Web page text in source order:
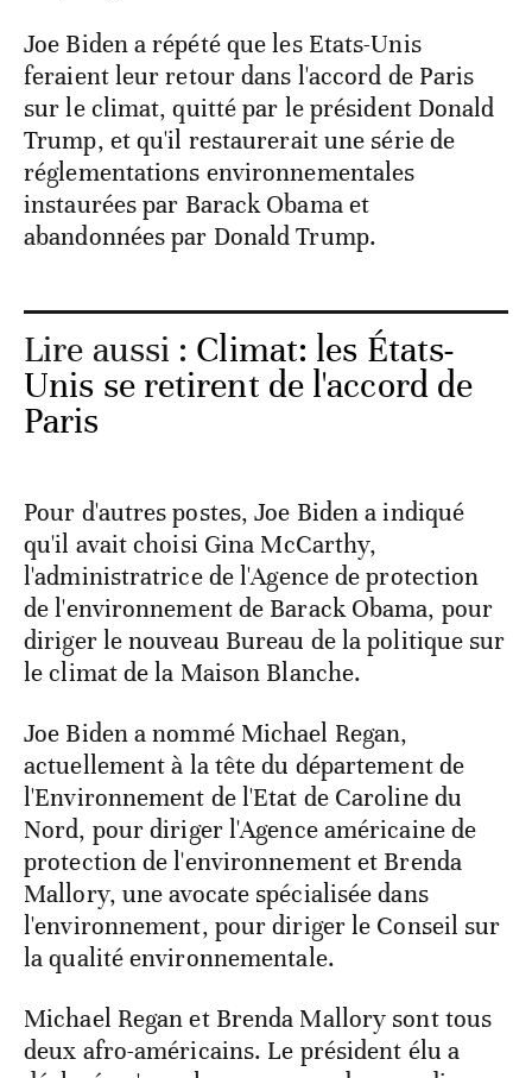
Joe Biden a répété que les Etats-Unis
feraient leur retour dans l'accord de Paris
sur le climat, quitté par le président Donald
Trump, et qu'il restaurerait une série de
réglementations environnementales
instaurées par Barack Obama et
abandonnées par Donald Trump.
Lire aussi : Climat: les États-
Unis se retirent de l'accord de
Paris
Pour d'autres postes, Joe Biden a indiqué
qu'il avait choisi Gina McCarthy,
l'administratrice de l'Agence de protection
de l'environnement de Barack Obama, pour
diriger le nouveau Bureau de la politique sur
le climat de la Maison Blanche.
Joe Biden a nommé Michael Regan,
actuellement à la tête du département de
l'Environnement de l'Etat de Caroline du
Nord, pour diriger l'Agence américaine de
protection de l'environnement et Brenda
Mallory, une avocate spécialisée dans
l'environnement, pour diriger le Conseil sur
la qualité environnementale.
Michael Regan et Brenda Mallory sont tous
deux afro-américains. Le président élu a